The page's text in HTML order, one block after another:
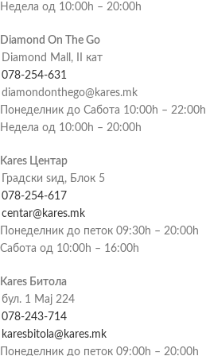
Недела од 10:00h – 20:00h
Diamond On The Go
Diamond Mall, II кат
078-254-631
diamondonthego@kares.mk
Понеделник до Сабота 10:00h – 22:00h
Недела од 10:00h – 20:00h
Kares Центар
Градски ѕид, Блок 5
078-254-617
centar@kares.mk
Понеделник до петок 09:30h – 20:00h
Сабота од 10:00h – 16:00h
Kares Битола
бул. 1 Мај 224
078-243-714
karesbitola@kares.mk
Понеделник до петок 09:00h – 20:00h